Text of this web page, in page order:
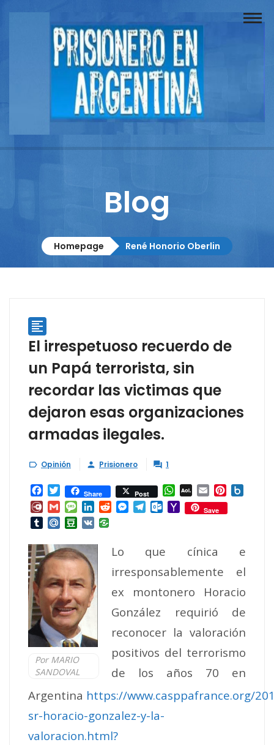
Buscador
Documentos
Columnistas
Contacto
Blog
Homepage René Honorio Oberlin

El irrespetuoso recuerdo de
un Papá terrorista, sin
recordar las victimas que
dejaron esas organizaciones
armadas ilegales.
 Opinión  Prisionero  1
Facebook
TwitterShare Post WhatsApp
AOL
Mail
Email Pinterest
Diary.Ru
GmailMessage
LinkedIn
RedditMessenger
Telegram
Outlook.com
Yahoo
Mail
Save
TumblrMail.RuDouban
VK
Por MARIO
SANDOVAL
Lo que cínica e
irresponsablemente el
ex montonero Horacio
González requirió de
reconocer la valoración
positivos del terrorismo
de los años 70 en
Argentina https://www.casppafrance.org/
sr-horacio-gonzalez-y-la-
valoracion.html?